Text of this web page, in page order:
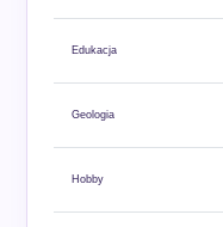
Edukacja
Geologia
Hobby